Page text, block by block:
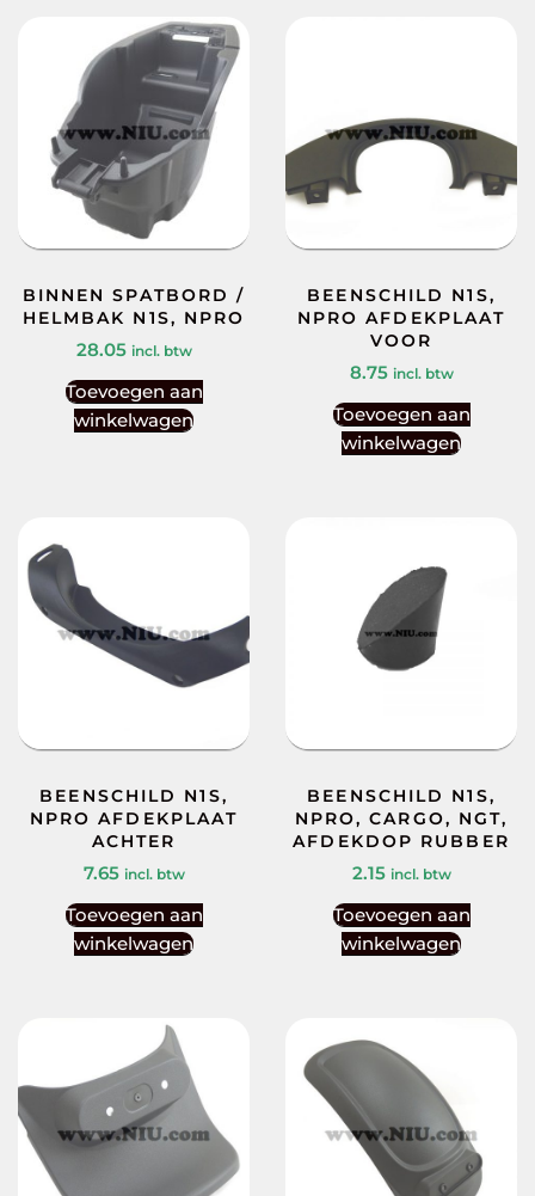
BINNEN SPATBORD /
HELMBAK N1S, NPRO
28.05 incl. btw
Toevoegen aan
winkelwagen
BEENSCHILD N1S,
NPRO AFDEKPLAAT
VOOR
8.75 incl. btw
Toevoegen aan
winkelwagen
BEENSCHILD N1S,
NPRO AFDEKPLAAT
ACHTER
7.65 incl. btw
Toevoegen aan
winkelwagen
BEENSCHILD N1S,
NPRO, CARGO, NGT,
AFDEKDOP RUBBER
2.15 incl. btw
Toevoegen aan
winkelwagen